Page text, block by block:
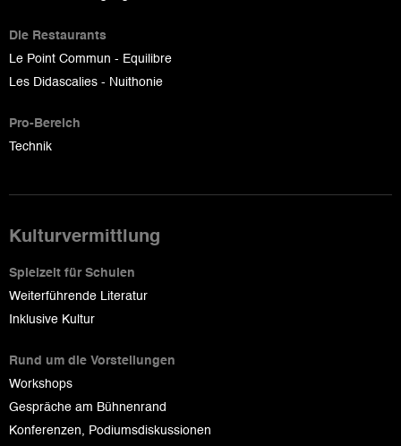
Die Restaurants
Le Point Commun - Equilibre
Les Didascalies - Nuithonie
Pro-Bereich
Technik
Kulturvermittlung
Spielzeit für Schulen
Weiterführende Literatur
Inklusive Kultur
Rund um die Vorstellungen
Workshops
Gespräche am Bühnenrand
Konferenzen, Podiumsdiskussionen